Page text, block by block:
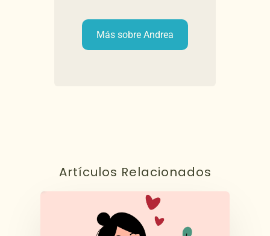
Más sobre Andrea
Artículos Relacionados